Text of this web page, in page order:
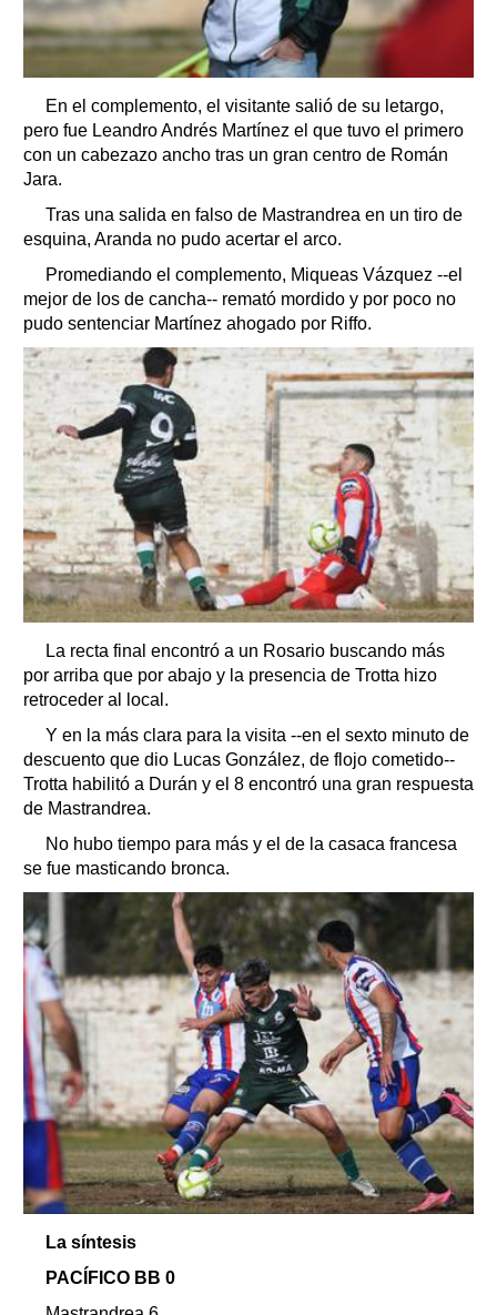
En el complemento, el visitante salió de su letargo,
pero fue Leandro Andrés Martínez el que tuvo el primero
con un cabezazo ancho tras un gran centro de Román
Jara.
Tras una salida en falso de Mastrandrea en un tiro de
esquina, Aranda no pudo acertar el arco.
Promediando el complemento, Miqueas Vázquez --el
mejor de los de cancha-- remató mordido y por poco no
pudo sentenciar Martínez ahogado por Riffo.
La recta final encontró a un Rosario buscando más
por arriba que por abajo y la presencia de Trotta hizo
retroceder al local.
Y en la más clara para la visita --en el sexto minuto de
descuento que dio Lucas González, de flojo cometido--
Trotta habilitó a Durán y el 8 encontró una gran respuesta
de Mastrandrea.
No hubo tiempo para más y el de la casaca francesa
se fue masticando bronca.
La síntesis
PACÍFICO BB 0